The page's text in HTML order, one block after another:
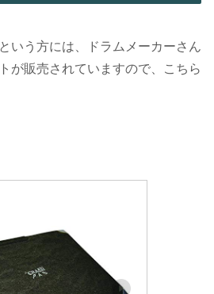
いう方には、ドラムメーカーさん
が販売されていますので、こちら